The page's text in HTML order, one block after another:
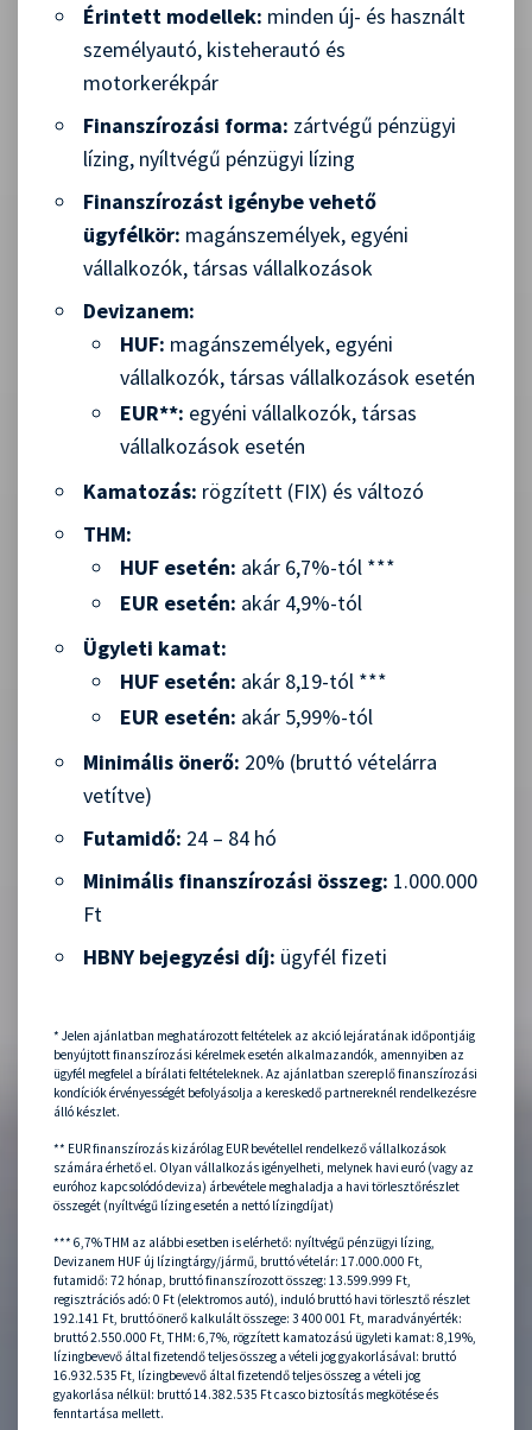
Érintett modellek: minden új- és használt
személyautó, kisteherautó és
motorkerékpár
Finanszírozási forma: zártvégű pénzügyi
lízing, nyíltvégű pénzügyi lízing
Finanszírozást igénybe vehető
ügyfélkör: magánszemélyek, egyéni
vállalkozók, társas vállalkozások
Devizanem:
HUF: magánszemélyek, egyéni
vállalkozók, társas vállalkozások esetén
EUR**: egyéni vállalkozók, társas
vállalkozások esetén
Kamatozás: rögzített (FIX) és változó
THM:
HUF esetén: akár 6,7%-tól ***
EUR esetén: akár 4,9%-tól
Ügyleti kamat:
HUF esetén: akár 8,19-tól ***
EUR esetén: akár 5,99%-tól
Minimális önerő: 20% (bruttó vételárra
vetítve)
Futamidő: 24 – 84 hó
Minimális finanszírozási összeg: 1.000.000
Ft
HBNY bejegyzési díj: ügyfél fizeti
* Jelen ajánlatban meghatározott feltételek az akció lejáratának időpontjáig
benyújtott finanszírozási kérelmek esetén alkalmazandók, amennyiben az
ügyfél megfelel a bírálati feltételeknek. Az ajánlatban szereplő finanszírozási
kondíciók érvényességét befolyásolja a kereskedő partnereknél rendelkezésre
álló készlet.
** EUR finanszírozás kizárólag EUR bevétellel rendelkező vállalkozások
számára érhető el. Olyan vállalkozás igényelheti, melynek havi euró (vagy az
euróhoz kapcsolódó deviza) árbevétele meghaladja a havi törlesztőrészlet
összegét (nyíltvégű lízing esetén a nettó lízingdíjat)
*** 6,7% THM az alábbi esetben is elérhető: nyíltvégű pénzügyi lízing,
Devizanem HUF új lízingtárgy/jármű, bruttó vételár: 17.000.000 Ft,
futamidő: 72 hónap, bruttó finanszírozott összeg: 13.599.999 Ft,
regisztrációs adó: 0 Ft (elektromos autó), induló bruttó havi törlesztő részlet
192.141 Ft, bruttó önerő kalkulált összege: 3 400 001 Ft, maradványérték:
bruttó 2.550.000 Ft, THM: 6,7%, rögzített kamatozású ügyleti kamat: 8,19%,
lízingbevevő által fizetendő teljes összeg a vételi jog gyakorlásával: bruttó
16.932.535 Ft, lízingbevevő által fizetendő teljes összeg a vételi jog
gyakorlása nélkül: bruttó 14.382.535 Ft casco biztosítás megkötése és
fenntartása mellett.